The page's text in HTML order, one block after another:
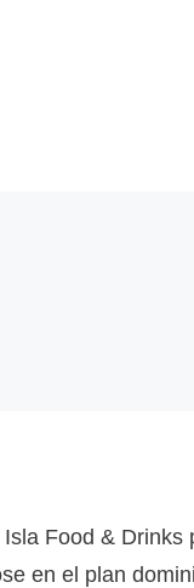
Food & Drinks
en el plan